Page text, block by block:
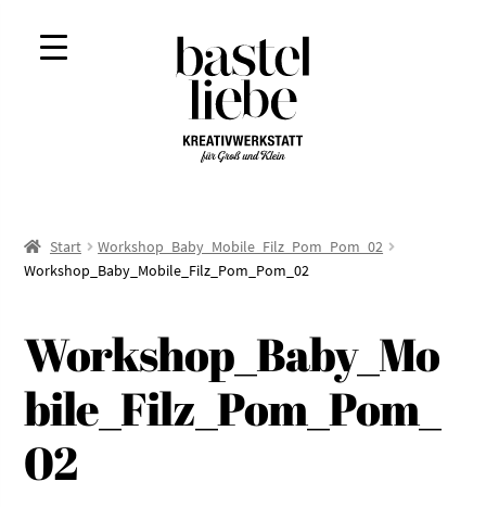
Zur
Navigation
springen
Zum
Inhalt
springen
Start
Workshop_Baby_Mobile_Filz_Pom_Pom_02
Workshop_Baby_Mobile_Filz_Pom_Pom_02
Workshop_Baby_Mo
bile_Filz_Pom_Pom_
02